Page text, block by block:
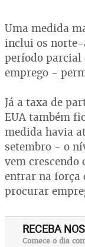
Uma medida
inclui os norte-
período parcial
emprego -
Já a taxa de
EUA também
medida havia
setembro - o
vem crescendo
entrar na força
procurar
RECEBA
Comece o dia